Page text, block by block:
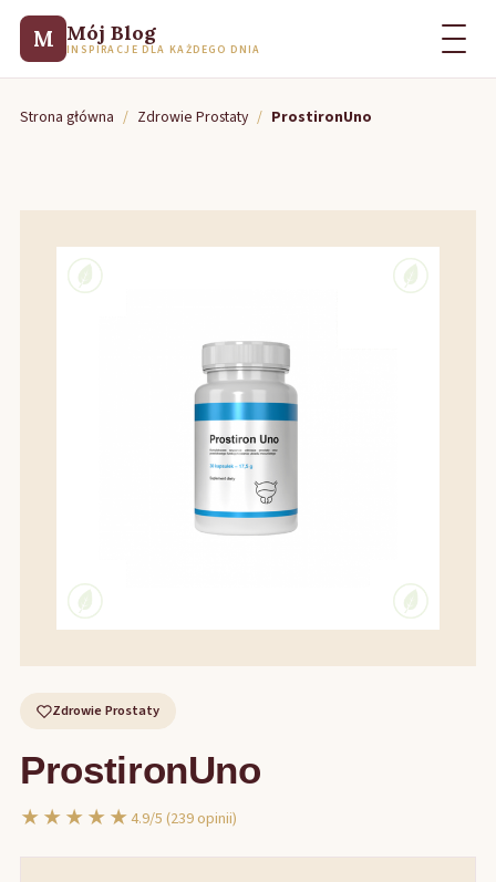
M Mój Blog
INSPIRACJE DLA KAŻDEGO DNIA
Strona główna / Zdrowie Prostaty / ProstironUno
Zdrowie Prostaty
ProstironUno
★★★★★4.9/5 (239 opinii)